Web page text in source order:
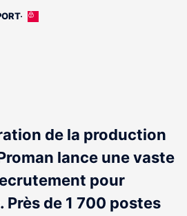
Cet
de la production
lance une vaste
pour
de 1 700 postes